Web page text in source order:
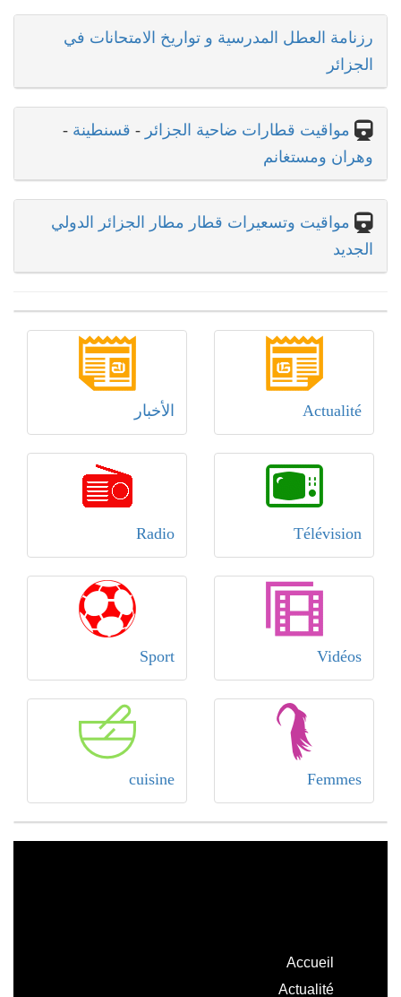
رزنامة العطل المدرسية و تواريخ الامتحانات في
الجزائر
مواقيت قطارات ضاحية الجزائر - قسنطينة -
وهران ومستغانم
مواقيت وتسعيرات قطار مطار الجزائر الدولي
الجديد
Actualité الأخبار
Télévision
Radio
Vidéos
Sport
Femmes
cuisine
Accueil
Actualité